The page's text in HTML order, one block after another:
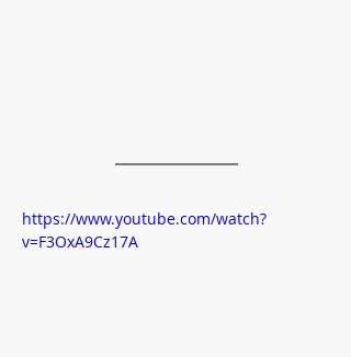
https://www.youtube.com/watch?
v=F3OxA9Cz17A